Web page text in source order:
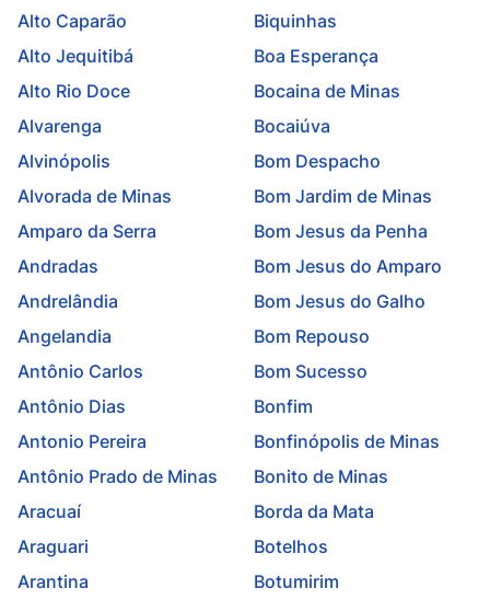
Alto Caparão
Alto Jequitibá
Alto Rio Doce
Alvarenga
Alvinópolis
Alvorada de Minas
Amparo da Serra
Andradas
Andrelândia
Angelandia
Antônio Carlos
Antônio Dias
Antonio Pereira
Antônio Prado de Minas
Aracuaí
Araguari
Arantina
Biquinhas
Boa Esperança
Bocaina de Minas
Bocaiúva
Bom Despacho
Bom Jardim de Minas
Bom Jesus da Penha
Bom Jesus do Amparo
Bom Jesus do Galho
Bom Repouso
Bom Sucesso
Bonfim
Bonfinópolis de Minas
Bonito de Minas
Borda da Mata
Botelhos
Botumirim